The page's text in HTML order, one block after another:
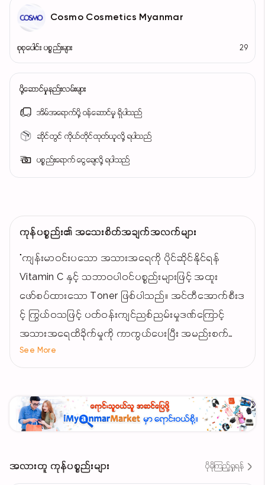
Cosmo Cosmetics Myanmar
စုစုပေါင်း ပစ္စည်းများ 29
ပို့ဆောင်မှုနည်းလမ်းများ
အိမ်အရောက်ပို့ ဝန်ဆောင်မှု ရှိပါသည်
ဆိုင်တွင် ကိုယ်တိုင်ထုတ်ယူလို့ ရပါသည်
ပစ္စည်းရောက် ငွေချေလို့ ရပါသည်
ကုန်ပစ္စည်း၏ အသေးစိတ်အချက်အလက်များ
"ကျန်းမာဝင်းပသော အသားအရေကို ပိုင်ဆိုင်နိုင်ရန်
Vitamin C နှင့် သဘာဝပါဝင်ပစ္စည်းများဖြင့် အထူး
ဖော်စပ်ထားသော Toner ဖြစ်ပါသည်။ အင်တီအောက်စီးဒ
င့် ကြွယ်ဝသဖြင့် ပတ်ဝန်းကျင်ညစ်ညမ်းမှုဒဏ်ကြောင့်
အသားအရေထိခိုက်မှုကို ကာကွယ်ပေးပြီး အမည်းစက်များ
နှင့် အသားအရေအရောင်မညီညာခြင်းများကို လျော့ပါး
ပြန်လည်ထိန်းညှိပေးကာ အသားအရေကို လန်းဆန်း
ကြည်လင်စေပါသည်။
အကျိုးကျေးဇူးများ
See More
အလားတူ ကုန်ပစ္စည်းများ ပိုမိုကြည့်ရှုရန်